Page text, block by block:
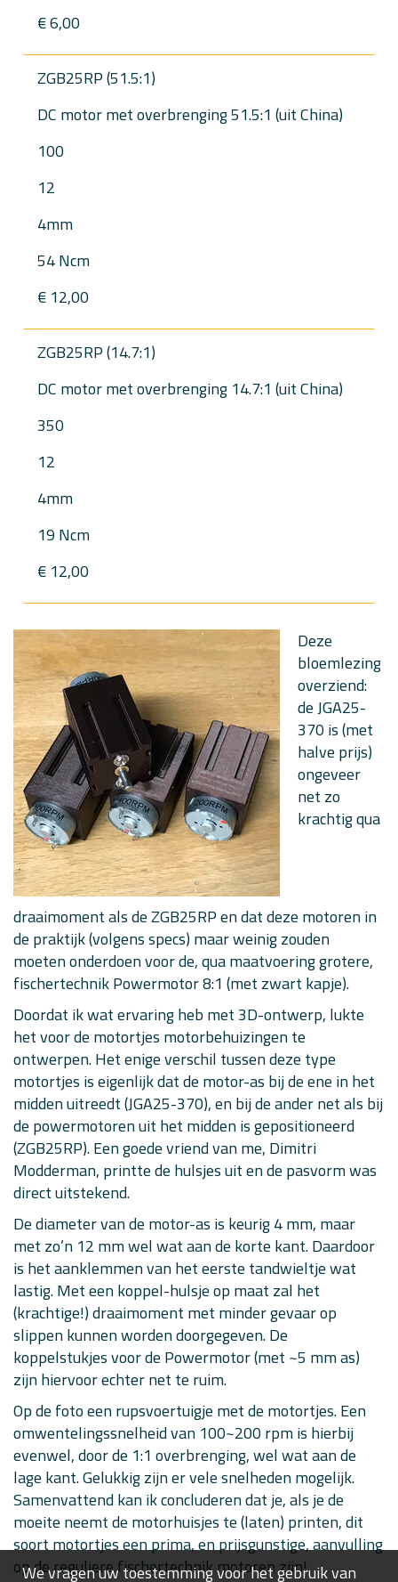
€ 6,00
ZGB25RP (51.5:1)
DC motor met overbrenging 51.5:1 (uit China)
100
12
4mm
54 Ncm
€ 12,00
ZGB25RP (14.7:1)
DC motor met overbrenging 14.7:1 (uit China)
350
12
4mm
19 Ncm
€ 12,00
Deze
bloemlezing
overziend:
de JGA25-
370 is (met
halve prijs)
ongeveer
net zo
krachtig qua
draaimoment als de ZGB25RP en dat deze motoren in
de praktijk (volgens specs) maar weinig zouden
moeten onderdoen voor de, qua maatvoering grotere,
fischertechnik Powermotor 8:1 (met zwart kapje).
Doordat ik wat ervaring heb met 3D-ontwerp, lukte
het voor de motortjes motorbehuizingen te
ontwerpen. Het enige verschil tussen deze type
motortjes is eigenlijk dat de motor-as bij de ene in het
midden uitreedt (JGA25-370), en bij de ander net als bij
de powermotoren uit het midden is gepositioneerd
(ZGB25RP). Een goede vriend van me, Dimitri
Modderman, printte de hulsjes uit en de pasvorm was
direct uitstekend.
De diameter van de motor-as is keurig 4 mm, maar
met zo’n 12 mm wel wat aan de korte kant. Daardoor
is het aanklemmen van het eerste tandwieltje wat
lastig. Met een koppel-hulsje op maat zal het
(krachtige!) draaimoment met minder gevaar op
slippen kunnen worden doorgegeven. De
koppelstukjes voor de Powermotor (met ~5 mm as)
zijn hiervoor echter net te ruim.
Op de foto een rupsvoertuigje met de motortjes. Een
omwentelingssnelheid van 100~200 rpm is hierbij
evenwel, door de 1:1 overbrenging, wel wat aan de
lage kant. Gelukkig zijn er vele snelheden mogelijk.
Samenvattend kan ik concluderen dat je, als je de
moeite neemt de motorhuisjes te (laten) printen, dit
soort motortjes een prima, en prijsgunstige, aanvulling
op de reguliere fischertechnik motoren zijn!
We vragen uw toestemming voor het gebruik van